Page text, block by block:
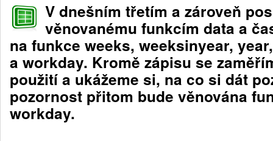
V dnešním třetím a zároveň
věnovanému funkcím data a
na funkce weeks, weeksinyear,
a workday. Kromě zápisu se
použití a ukážeme si, na co si dát
pozornost přitom bude věnována
workday.